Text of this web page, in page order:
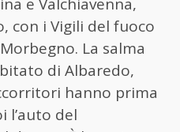
con i Vigili del fuoco
La salma
di Albaredo,
hanno prima
l’auto del